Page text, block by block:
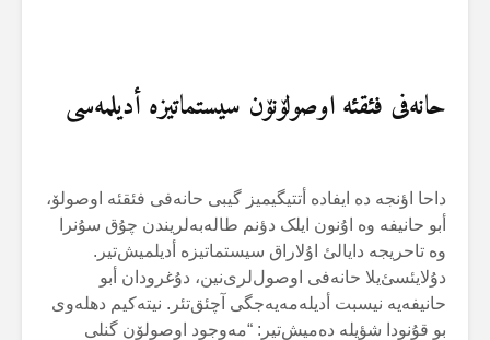
حانەفی فئقئە اوصولۆنۆن سیستماتیزە أدیلمەسی
داحا اؤنجە دە ایفادە أتتیگیمیز گیبی حانەفی فئقئە اوصولۆ،
أبو حانیفە وە اۇنون ایلک دؤنم طالەبەلریندن چۇق سۇنرا
وە تاحریجە دایالئ اۇلاراق سیستماتیزە أدیلمیش‌تیر.
دۇلایئسئ‌یلا حانەفی اوصول‌لری‌نین، دۇغرودان أبو
حانیفەیە نیسبت أدیلەمەیەجگی آچئق‌تئر. نیتەکیم دهلەوی
بو قۇنودا شؤیلە دەمیش‌تیر: “مەوجود اوصولۆن گنلی